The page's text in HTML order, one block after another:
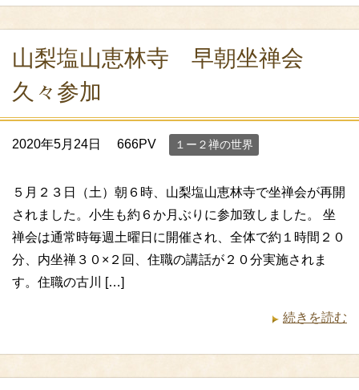
山梨塩山恵林寺 早朝坐禅会
久々参加
2020年5月24日 666PV １ー２禅の世界
５月２３日（土）朝６時、山梨塩山恵林寺で坐禅会が再開
されました。小生も約６か月ぶりに参加致しました。 坐
禅会は通常時毎週土曜日に開催され、全体で約１時間２０
分、内坐禅３０×２回、住職の講話が２０分実施されま
す。住職の古川 […]
続きを読む